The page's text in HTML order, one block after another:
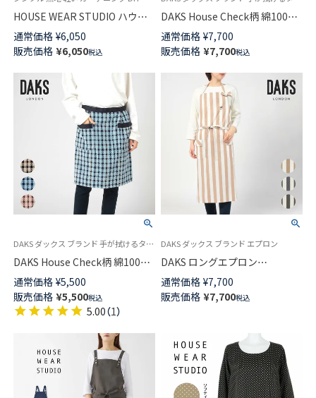
HOUSE WEAR STUDIO ハウス
ウェアスタジオ 撥水加工 ナイ
ロン100％ フリークロス バック
クロス エプロン レディース
70375037
通常価格 ¥6,050
販売価格 ¥6,050税込
DAKS House Check柄 綿100％
パイル地 タオルエプロン 後結
び ロング エプロン レディース
70093025
通常価格 ¥7,700
販売価格 ¥7,700税込
DAKS ダックス ブランド 手が拭けるタオルエプロン
DAKS House Check柄 綿100％
パイル地 タオルエプロン 後結
び サロン 前掛け レディース
70093024
通常価格 ¥5,500
販売価格 ¥5,500税込
5.00（1）
DAKS ダックス ブランド エプロン
DAKS ロングエプロン
DAKSDOG柄 綿麻混 先染め太ス
トライプ 首掛け 前結び 犬 ドッ
グ レディース メンズ ユニセッ
通常価格 ¥7,700
販売価格 ¥7,700税込